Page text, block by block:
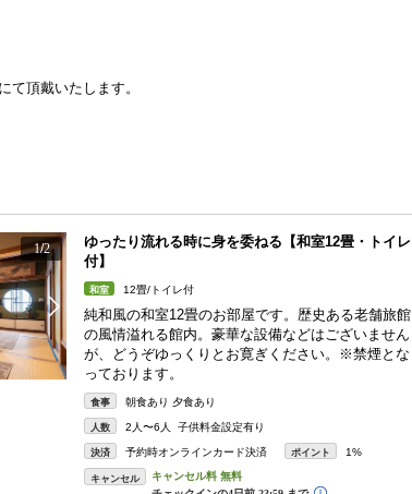
て頂戴いたします。
1/2
ゆったり流れる時に身を委ねる【和室12畳・トイレ
付】
和室 12畳/トイレ付
純和風の和室12畳のお部屋です。歴史ある老舗旅館
の風情溢れる館内。豪華な設備などはございません
が、どうぞゆっくりとお寛ぎください。※禁煙とな
っております。
食事 朝食あり 夕食あり
人数 2人〜6人 子供料金設定有り
決済 予約時オンラインカード決済 ポイント 1%
キャンセル